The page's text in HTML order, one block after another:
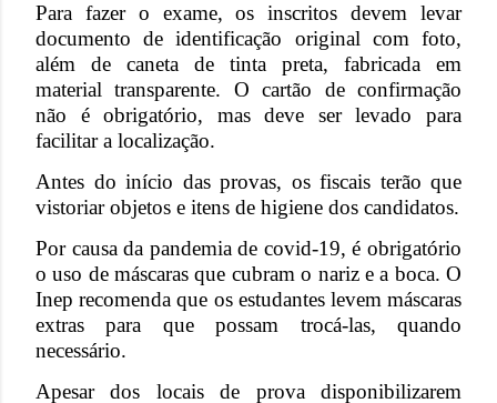
Para fazer o exame, os inscritos devem levar
documento de identificação original com foto,
além de caneta de tinta preta, fabricada em
material transparente. O cartão de confirmação
não é obrigatório, mas deve ser levado para
facilitar a localização.
Antes do início das provas, os fiscais terão que
vistoriar objetos e itens de higiene dos candidatos.
Por causa da pandemia de covid-19, é obrigatório
o uso de máscaras que cubram o nariz e a boca. O
Inep recomenda que os estudantes levem máscaras
extras para que possam trocá-las, quando
necessário.
Apesar dos locais de prova disponibilizarem